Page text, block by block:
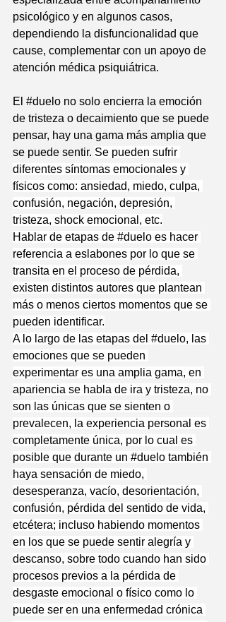
psicológico y en algunos casos,
dependiendo la disfuncionalidad que
cause, complementar con un apoyo de
atención médica psiquiátrica.
El #duelo no solo encierra la emoción
de tristeza o decaimiento que se puede
pensar, hay una gama más amplia que
se puede sentir. Se pueden sufrir
diferentes síntomas emocionales y
físicos como: ansiedad, miedo, culpa,
confusión, negación, depresión,
tristeza, shock emocional , etc.
Hablar de etapas de #duelo es hacer
referencia a eslabones por lo que se
transita en el proceso de pérdida,
existen distintos autores que plantean
más o menos ciertos momentos que se
pueden identificar.
A lo largo de las etapas del #duelo, las
emociones que se pueden
experimentar es una amplia gama, en
apariencia se habla de ira y tristeza, no
son las únicas que se sienten o
prevalecen, la experiencia personal es
completamente única, por lo cual es
posible que durante un #duelo también
haya sensación de miedo,
desesperanza, vacío, desorientación,
confusión, pérdida del sentido de vida,
etcétera; incluso habiendo momentos
en los que se puede sentir alegría y
descanso, sobre todo cuando han sido
procesos previos a la pérdida de
desgaste emocional o físico como lo
puede ser en una enfermedad crónica